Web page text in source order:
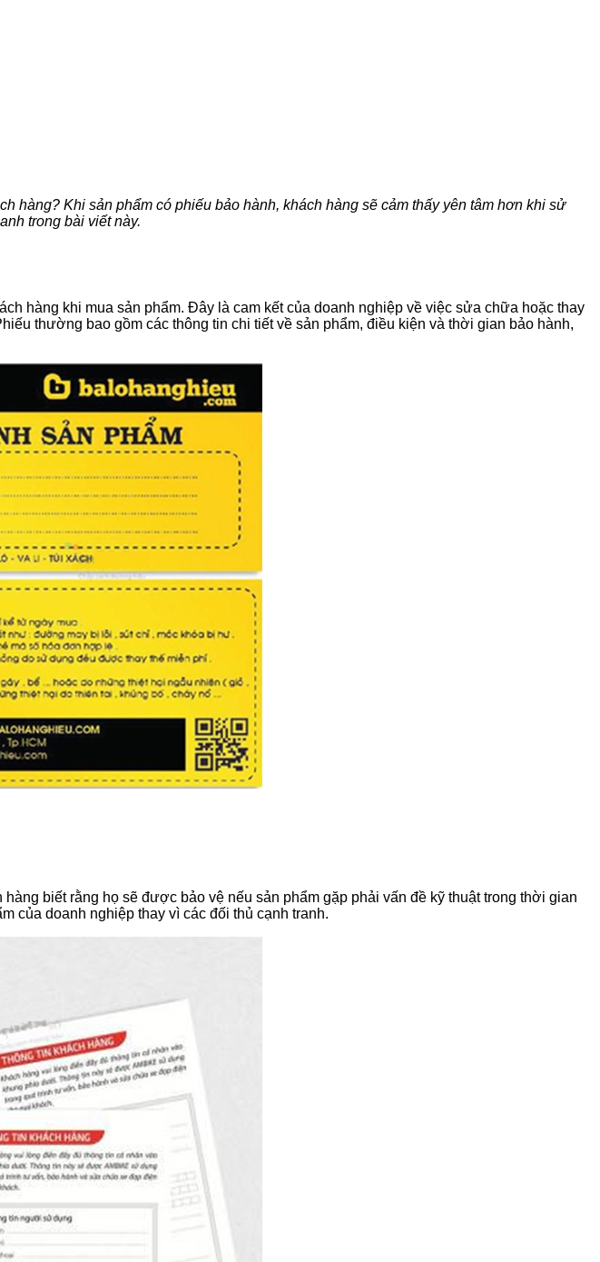
hàng? Khi sản phẩm có phiếu bảo hành, khách hàng sẽ cảm thấy yên tâm hơn khi sử
trong bài viết này.
hàng khi mua sản phẩm. Đây là cam kết của doanh nghiệp về việc sửa chữa hoặc thay
thường bao gồm các thông tin chi tiết về sản phẩm, điều kiện và thời gian bảo hành,
biết rằng họ sẽ được bảo vệ nếu sản phẩm gặp phải vấn đề kỹ thuật trong thời gian
của doanh nghiệp thay vì các đối thủ cạnh tranh.